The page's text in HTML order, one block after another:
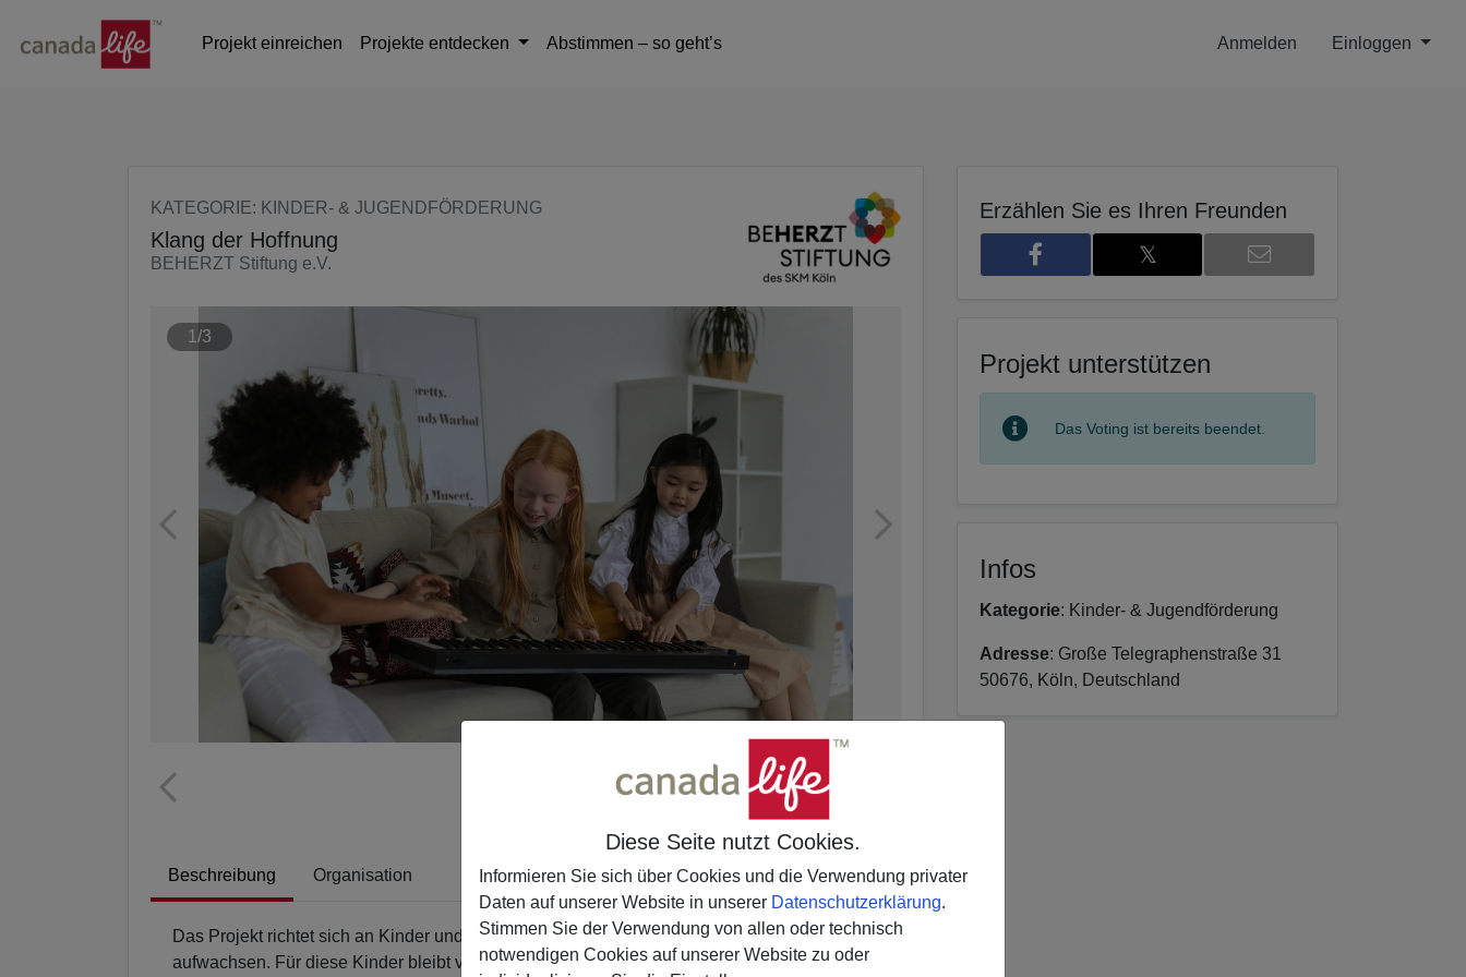
Seite
Diese Seite nutzt Cookies.
Informieren Sie sich über Cookies und die Verwendung privater
Daten auf unserer Website in unserer Datenschutzerklärung.
Stimmen Sie der Verwendung von allen oder technisch
notwendigen Cookies auf unserer Website zu oder
Klicken Sie, um die Navigation zu überspringen und zum Hauptteil zu gelangen
Projekt einreichen
Projekte entdecken Abstimmen – so geht’s Anmelden Einloggen
KATEGORIE: KINDER- & JUGENDFÖRDERUNG
Klang der Hoffnung
BEHERZT Stiftung e.V.
1/3
Beschreibung Organisation
Das Projekt richtet sich an Kinder und Jugendliche, die in sozial sehr schwachen Familien
aufwachsen. Für diese Kinder bleibt vieles unerreichbar. Die Folgen sind gravierend:
Erzählen Sie es Ihren Freunden
𝕏
Projekt unterstützen
Das Voting ist bereits beendet.
Infos
Kategorie: Kinder- & Jugendförderung
Adresse: Große Telegraphenstraße 31
50676, Köln, Deutschland